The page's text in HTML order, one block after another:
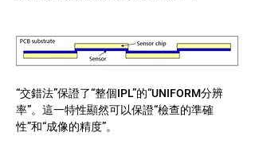
“交錯法”保證了“整個IPL”的“UNIFORM分辨
率”。這一特性顯然可以保證“檢查的準確
性”和“成像的精度”。